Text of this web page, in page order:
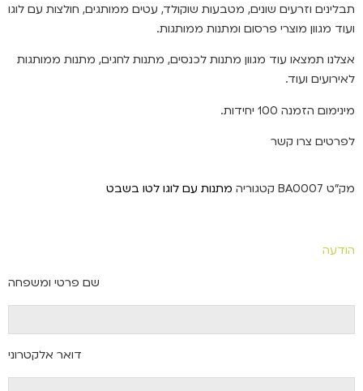
תבלינים וזרעים שונים, מטבעות שוקולד, עטים ממותגים, חולצות עם לוגו
ועוד מגוון מוצרי פרסום ומתנות ממותגות.
אצלנו תמצאו עוד מגוון מתנות לכנסים, מתנות לחגים, מתנות ממותגות
לאירועים ועוד.
מינימום הזמנה 100 יחידות.
לפרטים צרו קשר
מק"ט BA0007 קטגוריה מתנות עם לוגו לטו בשבט
הודעה
שם פרטי ומשפחה
דואר אלקטרוני